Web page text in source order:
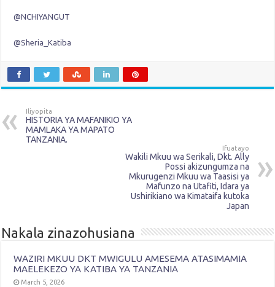
@NCHIYANGUT
@Sheria_Katiba
Iliyopita
HISTORIA YA MAFANIKIO YA
MAMLAKA YA MAPATO
TANZANIA.
Ifuatayo
Wakili Mkuu wa Serikali, Dkt. Ally
Possi akizungumza na
Mkurugenzi Mkuu wa Taasisi ya
Mafunzo na Utafiti, Idara ya
Ushirikiano wa Kimataifa kutoka
Japan
Nakala zinazohusiana
WAZIRI MKUU DKT MWIGULU AMESEMA ATASIMAMIA
MAELEKEZO YA KATIBA YA TANZANIA
March 5, 2026